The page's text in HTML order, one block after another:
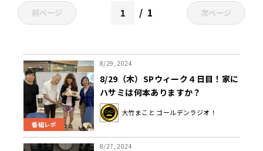
前ページ 1 次ページ
番組レポ
8/29, 2024
8/29（木）SPウィーク４日目！家に
ハサミは何本ありますか？
大竹まこと ゴールデンラジオ！
8/27, 2024